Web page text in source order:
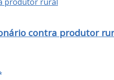
contra produtor